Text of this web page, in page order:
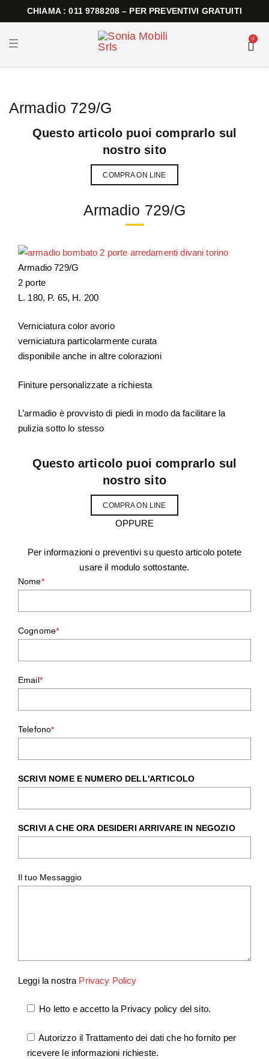
CHIAMA : 011 9788208 – PER PREVENTIVI GRATUITI
T
g
a
v
0
Armadio 729/G
Questo articolo puoi comprarlo sul
nostro sito
COMPRA ON LINE
Armadio 729/G
Armadio 729/G
2 porte
L. 180, P. 65, H. 200
Verniciatura color avorio
verniciatura particolarmente curata
disponibile anche in altre colorazioni
Finiture personalizzate a richiesta
L’armadio è provvisto di piedi in modo da facilitare la
pulizia sotto lo stesso
Questo articolo puoi comprarlo sul
nostro sito
COMPRA ON LINE
OPPURE
Per informazioni o preventivi su questo articolo potete
usare il modulo sottostante.
Nome*
Cognome*
Email*
Telefono*
SCRIVI NOME E NUMERO DELL'ARTICOLO
SCRIVI A CHE ORA DESIDERI ARRIVARE IN NEGOZIO
Il tuo Messaggio
Leggi la nostra Privacy Policy
Ho letto e accetto la Privacy policy del sito.
Autorizzo il Trattamento dei dati che ho fornito per
ricevere le informazioni richieste.